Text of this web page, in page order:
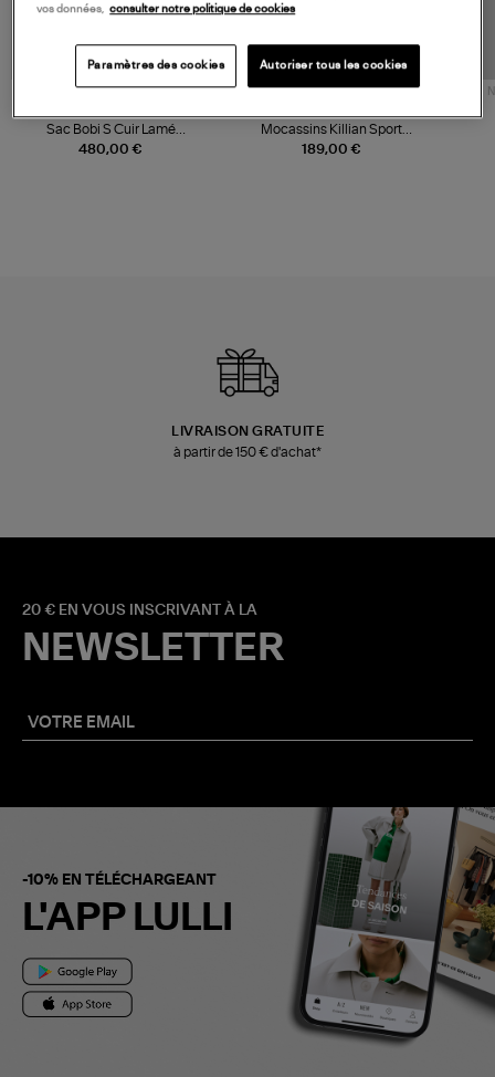
480,00 €
Sac Bobi S Cuir Lamé
Champagne
NOUVELLE COLLECTION
189,00 €
Mocassins Killian Sport
Mousse
LIVRAISON GRATUITE
à partir de 150 € d'achat*
20 € EN VOUS INSCRIVANT À LA
NEWSLETTER
-10% EN TÉLÉCHARGEANT
L'APP LULLI
vos données,
consulter notre politique de cookies
Paramètres des cookies Autoriser tous les cookies